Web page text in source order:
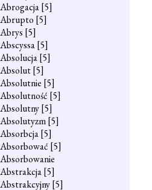
Abrogacja[5]
Abrupto [5]
Abrys [5]
Abscyssa[5]
Absolucja[5]
Absolut[5]
Absolutnie [5]
Absolutność [5]
Absolutny[5]
Absolutyzm[5]
Absorbcja[5]
Absorbować [5]
Absorbowanie
Abstrakcja[5]
Abstrakcyjny[5]